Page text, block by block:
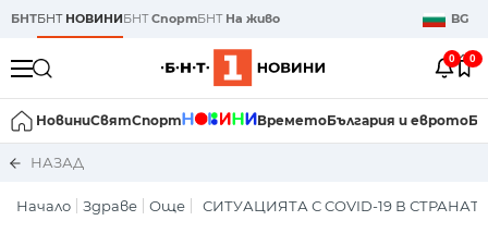
БНТБНТ НОВИНИБНТСпортБНТ На живо BG
0 0
НовиниСвятСпорт ВреметоБългария и еврото
НАЗАД
Начало Здраве Още СИТУАЦИЯТА С COVID-19 В